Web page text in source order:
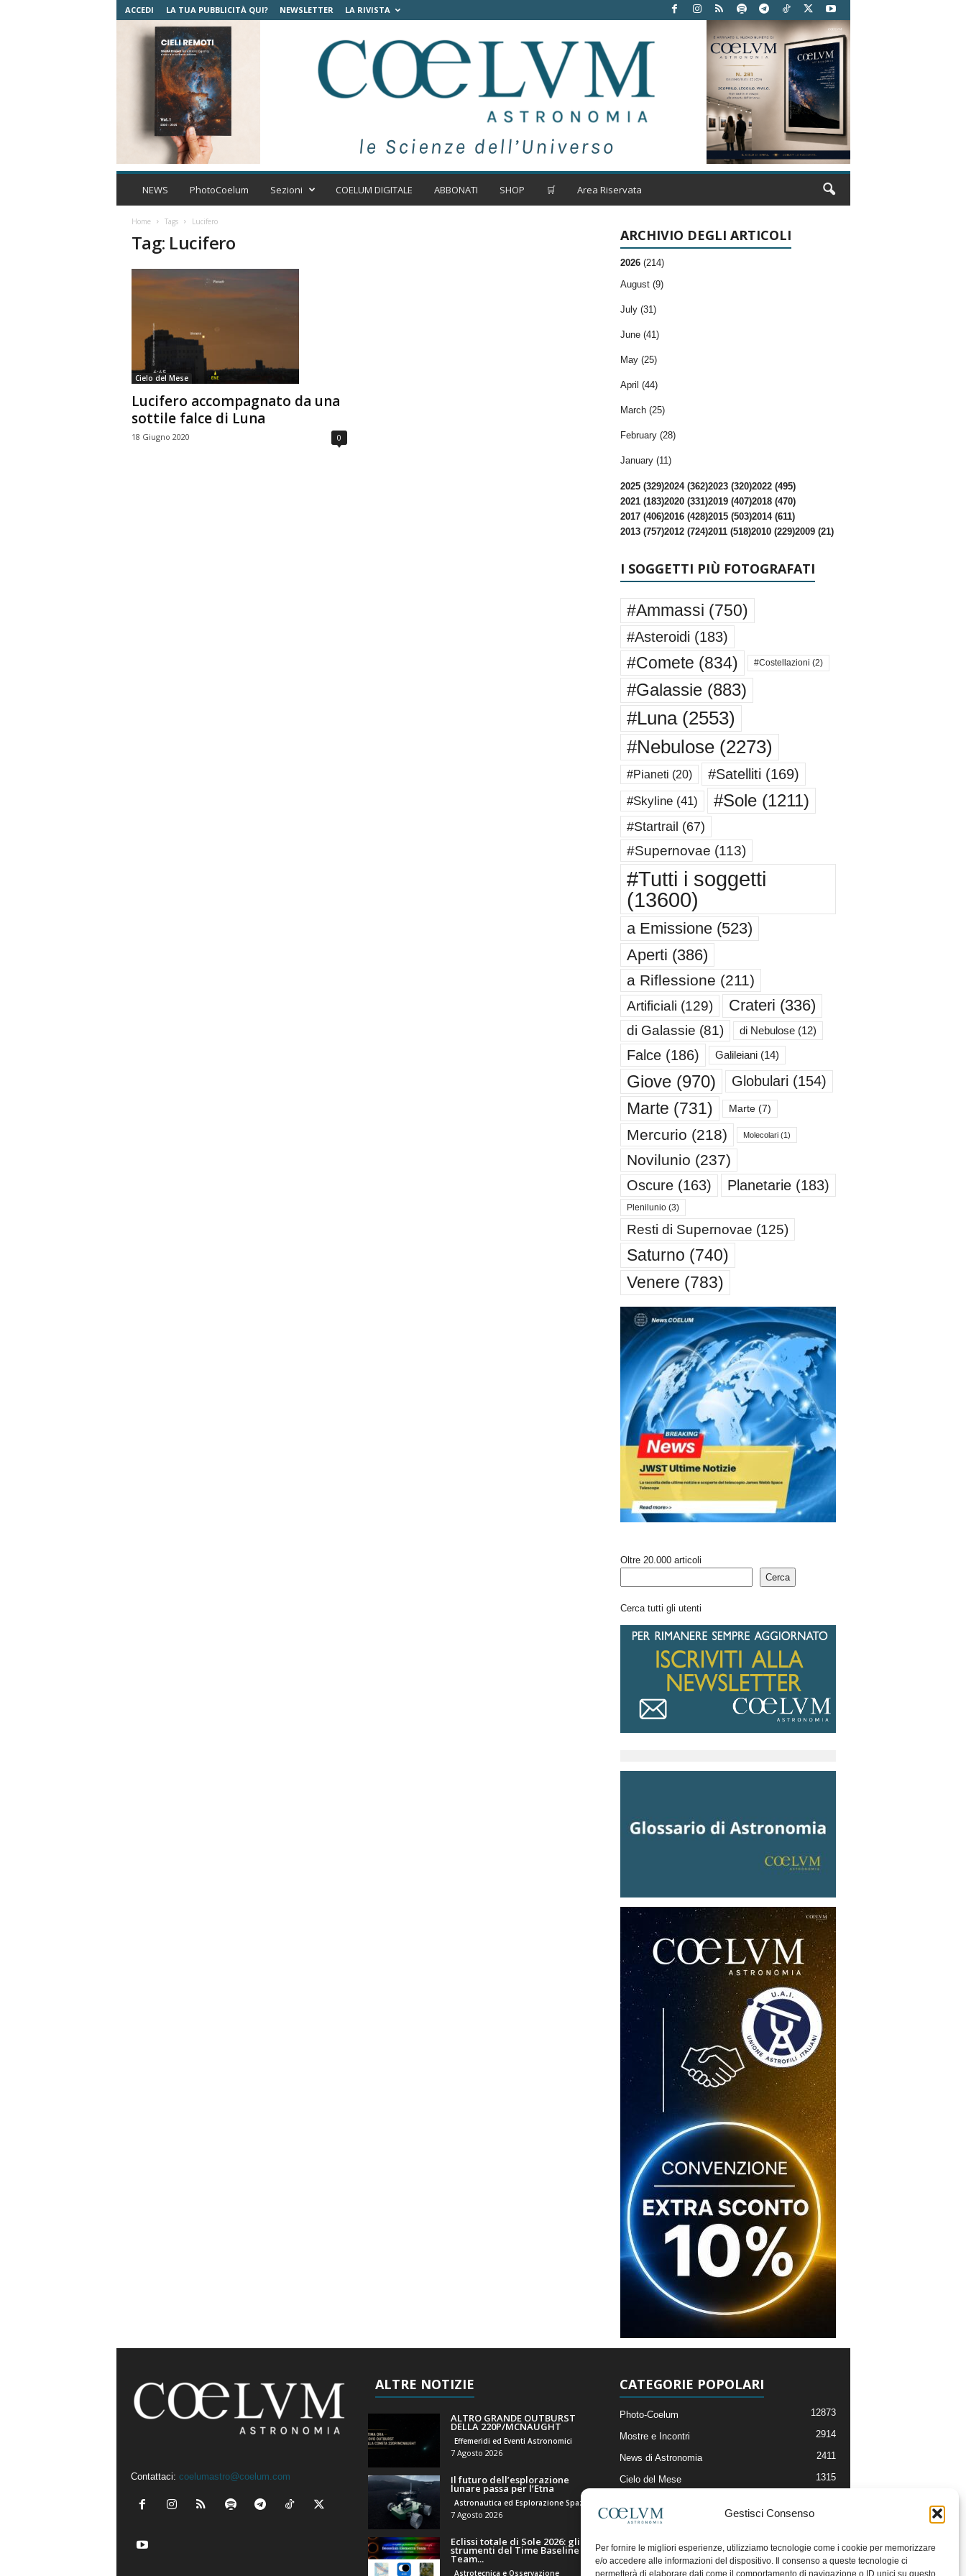
Gestisci Consenso
Per fornire le migliori esperienze, utilizziamo tecnologie come i cookie per memorizzare
e/o accedere alle informazioni del dispositivo. Il consenso a queste tecnologie ci
permetterà di elaborare dati come il comportamento di navigazione o ID unici su questo
ACCEDI LA TUA PUBBLICITÀ QUI? NEWSLETTER LA RIVISTA
C
m
i
a
NEWS PhotoCoelum Sezioni COELUM DIGITALE ABBONATI SHOP 🛒 Area Riservata
Home Tags Lucifero
Tag: Lucifero
Cielo del Mese
Lucifero accompagnato da una
sottile falce di Luna
18 Giugno 2020 0
ARCHIVIO DEGLI ARTICOLI
2026 (214)
August (9)
July (31)
June (41)
May (25)
April (44)
March (25)
February (28)
January (11)
2025 (329)2024 (362)2023 (320)2022 (495)
2021 (183)2020 (331)2019 (407)2018 (470)
2017 (406)2016 (428)2015 (503)2014 (611)
2013 (757)2012 (724)2011 (518)2010 (229)2009 (21)
I SOGGETTI PIÙ FOTOGRAFATI
#Ammassi (750)
#Asteroidi (183)
#Comete (834) #Costellazioni (2)
#Galassie(883)
#Luna(2553)
#Nebulose(2273)
#Pianeti (20) #Satelliti (169)
#Skyline(41) #Sole(1211)
#Startrail (67)
#Supernovae (113)
#Tutti i soggetti
(13600)
a Emissione(523)
Aperti (386)
a Riflessione (211)
Artificiali (129) Crateri (336)
di Galassie (81) di Nebulose(12)
Falce(186) Galileiani(14)
Giove(970) Globulari (154)
Marte (731) Marte(7)
Mercurio (218) Molecolari(1)
Novilunio (237)
Oscure(163) Planetarie(183)
Plenilunio(3)
Resti di Supernovae (125)
Saturno (740)
Venere (783)
Oltre 20.000 articoli
Cerca
Cerca tutti gli utenti
Contattaci: coelumastro@coelum.com
ALTRE NOTIZIE
ALTRO GRANDE OUTBURST
DELLA 220P/MCNAUGHT
Effemeridi ed Eventi Astronomici
7 Agosto 2026
Il futuro dell’esplorazione
lunare passa per l’Etna
7 Agosto 2026
Eclissi totale di Sole 2026: gli
strumenti del Time Baseline
Team...
Astrotecnica e Osservazione
CATEGORIE POPOLARI
Photo-Coelum 12873
Mostre e Incontri 2914
News di Astronomia 2411
Cielo del Mese 1315
Articoli e Risorse On-Line
Il Blog della Redazione